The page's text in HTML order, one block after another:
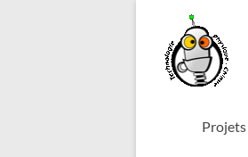
contenu
Projets